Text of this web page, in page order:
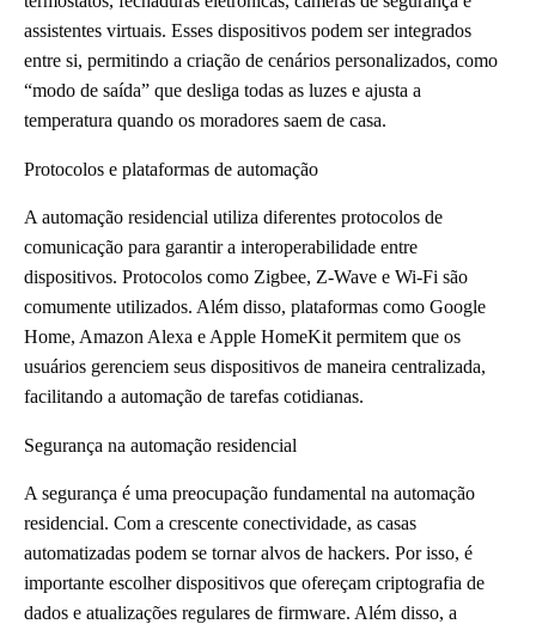
assistentes virtuais. Esses dispositivos podem ser integrados
entre si, permitindo a criação de cenários personalizados, como
“modo de saída” que desliga todas as luzes e ajusta a
temperatura quando os moradores saem de casa.
Protocolos e plataformas de automação
A automação residencial utiliza diferentes protocolos de
comunicação para garantir a interoperabilidade entre
dispositivos. Protocolos como Zigbee, Z-Wave e Wi-Fi são
comumente utilizados. Além disso, plataformas como Google
Home, Amazon Alexa e Apple HomeKit permitem que os
usuários gerenciem seus dispositivos de maneira centralizada,
facilitando a automação de tarefas cotidianas.
Segurança na automação residencial
A segurança é uma preocupação fundamental na automação
residencial. Com a crescente conectividade, as casas
automatizadas podem se tornar alvos de hackers. Por isso, é
importante escolher dispositivos que ofereçam criptografia de
dados e atualizações regulares de firmware. Além disso, a